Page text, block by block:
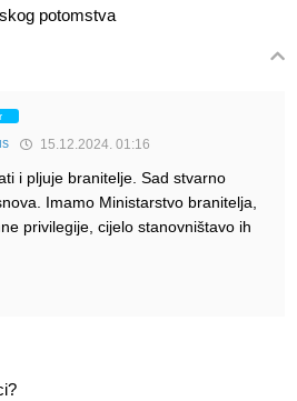
potomstva
15.12.2024. 01:16
i pljuje branitelje. Sad stvarno
Imamo Ministarstvo branitelja,
privilegije, cijelo stanovništavo ih